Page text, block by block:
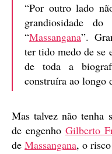
“Por outro lado
grandiosidade
“Massangana”.
ter tido medo de se
de toda a
construíra ao longo
Mas talvez não tenha
de engenho Gilberto
deMassangana, o